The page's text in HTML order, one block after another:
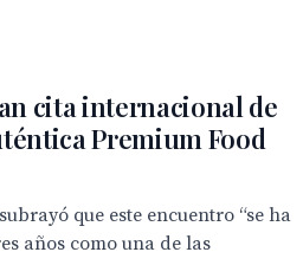
cita internacional de
Premium Food
que este encuentro “se ha
años como una de las